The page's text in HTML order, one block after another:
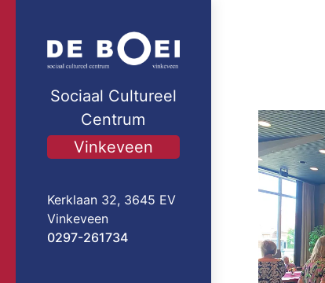
Sociaal Cultureel
Centrum
Vinkeveen
Kerklaan 32, 3645 EV
Vinkeveen
0297-261734